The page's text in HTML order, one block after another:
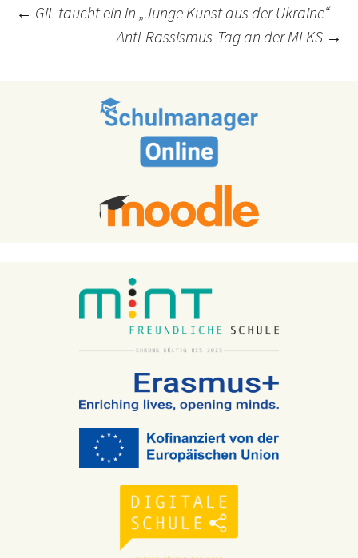
Post
← GiL taucht ein in „Junge Kunst aus der Ukraine“
Anti-Rassismus-Tag an der MLKS →